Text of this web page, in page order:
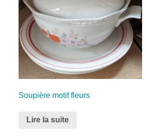
Soupière motif fleurs
Lire la suite